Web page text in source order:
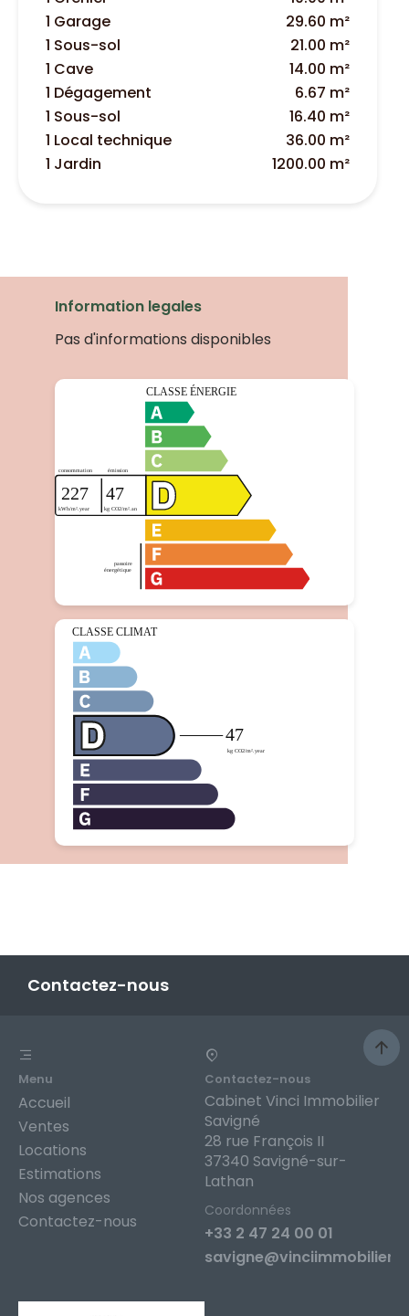
1 Garage
29.60 m²
1 Sous-sol
21.00 m²
1 Cave
14.00 m²
1 Dégagement
6.67 m²
1 Sous-sol
16.40 m²
1 Local technique
36.00 m²
1 Jardin
1200.00 m²
Information legales
Pas d'informations disponibles
Contactez-nous
Menu
Accueil
Ventes
Locations
Estimations
Nos agences
Contactez-nous
Contactez-nous
Cabinet Vinci Immobilier
Savigné
28 rue François II
37340 Savigné-sur-
Lathan
Coordonnées
+33 2 47 24 00 01
savigne@vinciimmobilier.fr